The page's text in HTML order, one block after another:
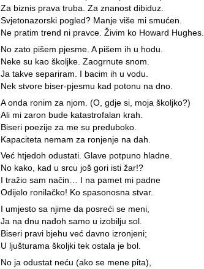
Za biznis prava truba. Za znanost dibiduz.
Svjetonazorski pogled? Manje više mi smućen.
Ne pratim trend ni pravce. Živim ko Howard Hughes.
No zato pišem pjesme. A pišem ih u hodu.
Neke su kao školjke. Zaogrnute snom.
Ja takve separiram. I bacim ih u vodu.
Nek stvore biser-pjesmu kad potonu na dno.
A onda ronim za njom. (O, gdje si, moja školjko?)
Ali mi zaron bude katastrofalan krah.
Biseri poezije za me su preduboko.
Kapaciteta nemam za ronjenje na dah.
Već htjedoh odustati. Glave potpuno hladne.
No kako, kad u srcu još gori isti žar!?
I tražio sam način… I na pamet mi padne
Odijelo ronilačko! Ko spasonosna stvar.
I umjesto sa njime da posreći se meni,
Ja na dnu nađoh samo u izobilju sol.
Biseri pravi bjehu već davno izronjeni;
U ljušturama školjki tek ostala je bol.
No ja odustat neću (ako se mene pita),